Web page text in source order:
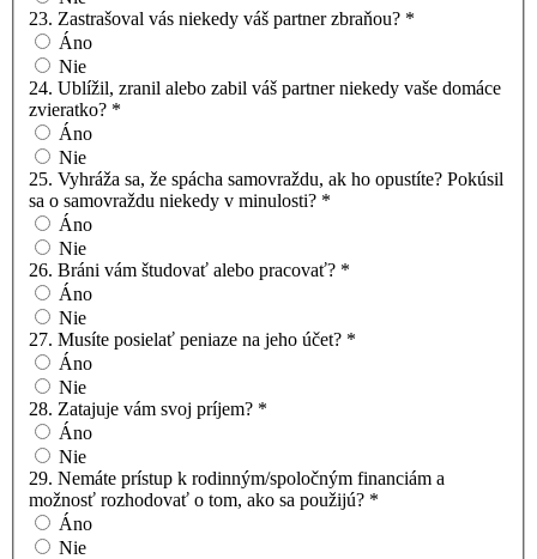
23. Zastrašoval vás niekedy váš partner zbraňou? *
Áno
Nie
24. Ublížil, zranil alebo zabil váš partner niekedy vaše domáce
zvieratko? *
Áno
Nie
25. Vyhráža sa, že spácha samovraždu, ak ho opustíte? Pokúsil
sa o samovraždu niekedy v minulosti? *
Áno
Nie
26. Bráni vám študovať alebo pracovať? *
Áno
Nie
27. Musíte posielať peniaze na jeho účet? *
Áno
Nie
28. Zatajuje vám svoj príjem? *
Áno
Nie
29. Nemáte prístup k rodinným/spoločným financiám a
možnosť rozhodovať o tom, ako sa použijú? *
Áno
Nie